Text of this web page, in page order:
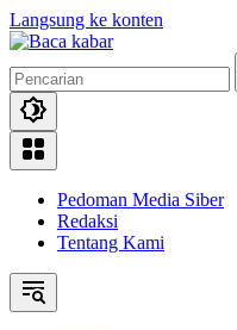
Langsung ke konten
Pedoman Media Siber
Redaksi
Tentang Kami